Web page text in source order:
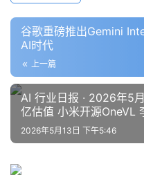
模
框
架
报
告
谷歌重磅推出Gemini
AI时代
上一篇
AI 行业日报 · 2026年5
亿估值 小米开源OneVL
2026年5月13日 下午5:46